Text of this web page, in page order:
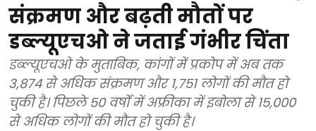
संक्रमण और बढ़ती मौतों पर
डब्ल्यूएचओ ने जताई गंभीर चिंता
डब्ल्यूएचओ के मुताबिक, कांगों में प्रकोप में अब तक
3,874 से अधिक संक्रमण और 1,751 लोगों की मौत हो
चुकी है। पिछले 50 वर्षों में अफ्रीका में इबोला से 15,000
से अधिक लोगों की मौत हो चुकी है।